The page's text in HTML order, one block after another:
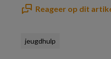
Reageer op dit
jeugdhulp